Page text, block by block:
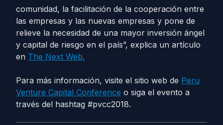
comunidad, la facilitación de la cooperación entre
las empresas y las nuevas empresas y pone de
relieve la necesidad de una mayor inversión ángel
y capital de riesgo en el país”, explica un artículo
en The Next Web.
Para más información, visite el sitio web de Peru
Venture Capital Conference o siga el evento a
través del hashtag #pvcc2018.